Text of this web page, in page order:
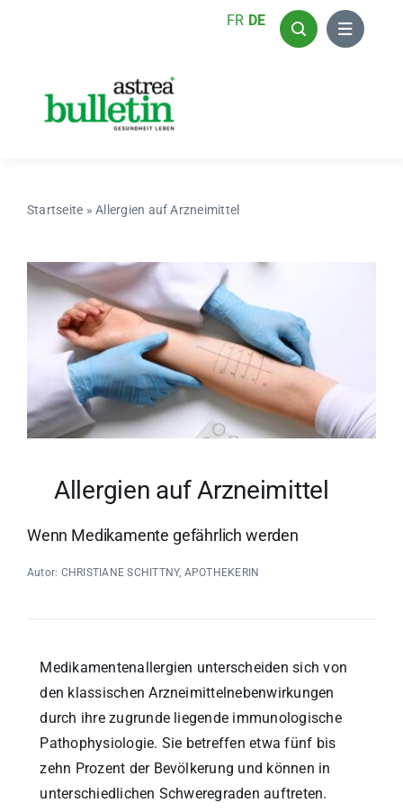
FR DE
Startseite »Allergien auf Arzneimittel
Allergien auf Arzneimittel
Wenn Medikamente gefährlich werden
Autor: CHRISTIANE SCHITTNY, APOTHEKERIN
Medikamentenallergien unterscheiden sich von
den klassischen Arzneimittelnebenwirkungen
durch ihre zugrunde liegende immunologische
Pathophysiologie. Sie betreffen etwa fünf bis
zehn Prozent der Bevölkerung und können in
unterschiedlichen Schweregraden auftreten.